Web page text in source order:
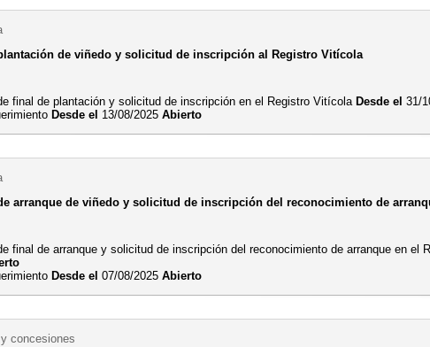
de viñedo y solicitud de inscripción al Registro Vitícola
final de plantación y solicitud de inscripción en el Registro Vitícola Desde el 31/
Desde el 13/08/2025Abierto
arranque de viñedo y solicitud de inscripción del reconocimiento de
final de arranque y solicitud de inscripción del reconocimiento de arranque en el
Desde el 07/08/2025Abierto
concesiones